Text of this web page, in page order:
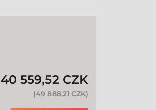
40 559,52 CZK
(49 888,21 CZK)